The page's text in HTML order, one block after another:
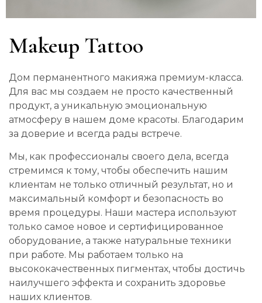
Makeup Tattoo
Дом перманентного макияжа премиум-класса.
Для вас мы создаем не просто качественный
продукт, а уникальную эмоциональную
атмосферу в нашем доме красоты. Благодарим
за доверие и всегда рады встрече.
Мы, как профессионалы своего дела, всегда
стремимся к тому, чтобы обеспечить нашим
клиентам не только отличный результат, но и
максимальный комфорт и безопасность во
время процедуры. Наши мастера используют
только самое новое и сертифицированное
оборудование, а также натуральные техники
при работе. Мы работаем только на
высококачественных пигментах, чтобы достичь
наилучшего эффекта и сохранить здоровье
наших клиентов.